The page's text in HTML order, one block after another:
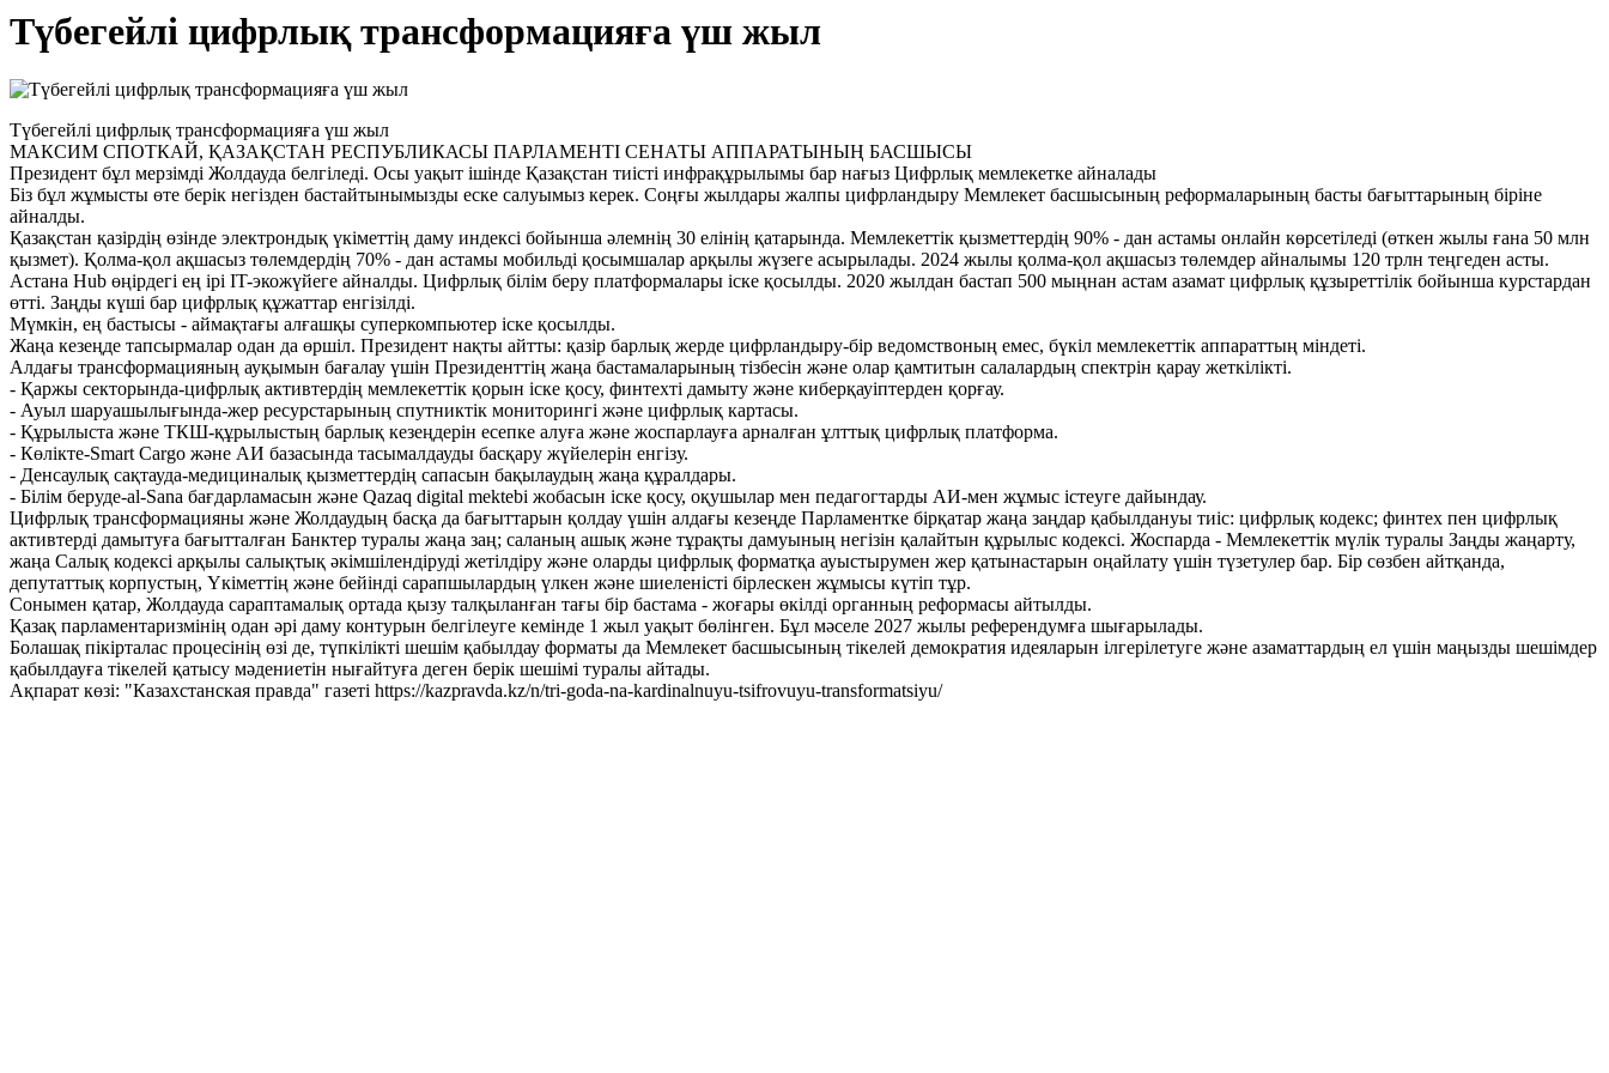
Түбегейлі цифрлық трансформацияға үш жыл
Түбегейлі цифрлық трансформацияға үш жыл
МАКСИМ СПОТКАЙ, ҚАЗАҚСТАН РЕСПУБЛИКАСЫ ПАРЛАМЕНТІ СЕНАТЫ АППАРАТЫНЫҢ БАСШЫСЫ
Президент бұл мерзімді Жолдауда белгіледі. Осы уақыт ішінде Қазақстан тиісті инфрақұрылымы бар нағыз Цифрлық мемлекетке айналады
Біз бұл жұмысты өте берік негізден бастайтынымызды еске салуымыз керек. Соңғы жылдары жалпы цифрландыру Мемлекет басшысының реформаларының басты бағыттарының біріне
айналды.
Қазақстан қазірдің өзінде электрондық үкіметтің даму индексі бойынша әлемнің 30 елінің қатарында. Мемлекеттік қызметтердің 90% - дан астамы онлайн көрсетіледі (өткен жылы ғана 50 млн
қызмет). Қолма-қол ақшасыз төлемдердің 70% - дан астамы мобильді қосымшалар арқылы жүзеге асырылады. 2024 жылы қолма-қол ақшасыз төлемдер айналымы 120 трлн теңгеден асты.
Астана Hub өңірдегі ең ірі IT-экожүйеге айналды. Цифрлық білім беру платформалары іске қосылды. 2020 жылдан бастап 500 мыңнан астам азамат цифрлық құзыреттілік бойынша курстардан
өтті. Заңды күші бар цифрлық құжаттар енгізілді.
Мүмкін, ең бастысы - аймақтағы алғашқы суперкомпьютер іске қосылды.
Жаңа кезеңде тапсырмалар одан да өршіл. Президент нақты айтты: қазір барлық жерде цифрландыру-бір ведомствоның емес, бүкіл мемлекеттік аппараттың міндеті.
Алдағы трансформацияның ауқымын бағалау үшін Президенттің жаңа бастамаларының тізбесін және олар қамтитын салалардың спектрін қарау жеткілікті.
- Қаржы секторында-цифрлық активтердің мемлекеттік қорын іске қосу, финтехті дамыту және киберқауіптерден қорғау.
- Ауыл шаруашылығында-жер ресурстарының спутниктік мониторингі және цифрлық картасы.
- Құрылыста және ТКШ-құрылыстың барлық кезеңдерін есепке алуға және жоспарлауға арналған ұлттық цифрлық платформа.
- Көлікте-Smart Cargo және АИ базасында тасымалдауды басқару жүйелерін енгізу.
- Денсаулық сақтауда-медициналық қызметтердің сапасын бақылаудың жаңа құралдары.
- Білім беруде-al-Sana бағдарламасын және Qazaq digital mektebi жобасын іске қосу, оқушылар мен педагогтарды АИ-мен жұмыс істеуге дайындау.
Цифрлық трансформацияны және Жолдаудың басқа да бағыттарын қолдау үшін алдағы кезеңде Парламентке бірқатар жаңа заңдар қабылдануы тиіс: цифрлық кодекс; финтех пен цифрлық
активтерді дамытуға бағытталған Банктер туралы жаңа заң; саланың ашық және тұрақты дамуының негізін қалайтын құрылыс кодексі. Жоспарда - Мемлекеттік мүлік туралы Заңды жаңарту,
жаңа Салық кодексі арқылы салықтық әкімшілендіруді жетілдіру және оларды цифрлық форматқа ауыстырумен жер қатынастарын оңайлату үшін түзетулер бар. Бір сөзбен айтқанда,
депутаттық корпустың, Үкіметтің және бейінді сарапшылардың үлкен және шиеленісті бірлескен жұмысы күтіп тұр.
Сонымен қатар, Жолдауда сараптамалық ортада қызу талқыланған тағы бір бастама - жоғары өкілді органның реформасы айтылды.
Қазақ парламентаризмінің одан әрі даму контурын белгілеуге кемінде 1 жыл уақыт бөлінген. Бұл мәселе 2027 жылы референдумға шығарылады.
Болашақ пікірталас процесінің өзі де, түпкілікті шешім қабылдау форматы да Мемлекет басшысының тікелей демократия идеяларын ілгерілетуге және азаматтардың ел үшін маңызды шешімдер
қабылдауға тікелей қатысу мәдениетін нығайтуға деген берік шешімі туралы айтады.
Ақпарат көзі: "Казахстанская правда" газеті https://kazpravda.kz/n/tri-goda-na-kardinalnuyu-tsifrovuyu-transformatsiyu/